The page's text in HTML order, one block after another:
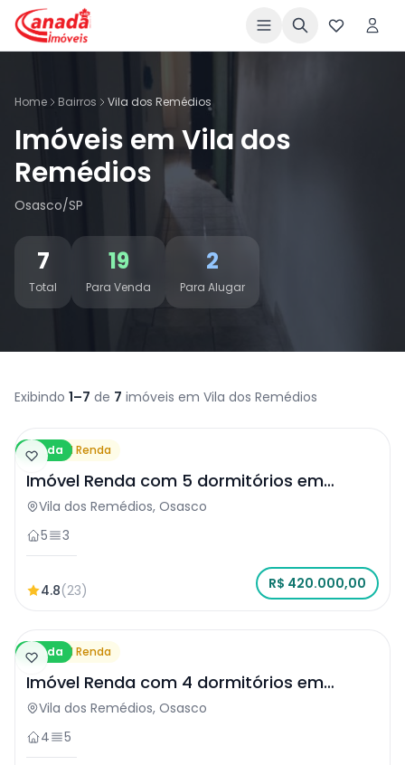
Home Bairros Vila dos Remédios
Imóveis em Vila dos
Remédios
Osasco/SP
7
Total
19
Para Venda
2
Para Alugar
Exibindo 1–7 de 7 imóveis em Vila dos Remédios
Venda
Imóvel Renda
Imóvel Renda com 5 dormitórios em
Osasco
Vila dos Remédios, Osasco
5
3
4.8(23) R$ 420.000,00
Venda
Imóvel Renda
Imóvel Renda com 4 dormitórios em
Osasco
Vila dos Remédios, Osasco
4
5